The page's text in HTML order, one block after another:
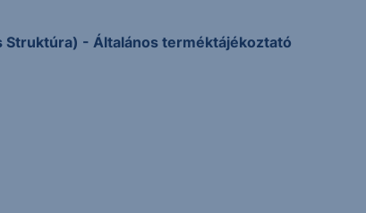
- Általános terméktájékoztató